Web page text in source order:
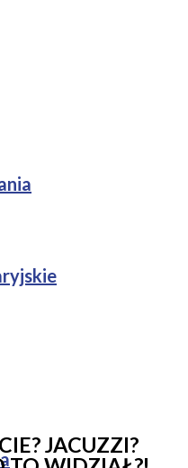
JACUZZI?